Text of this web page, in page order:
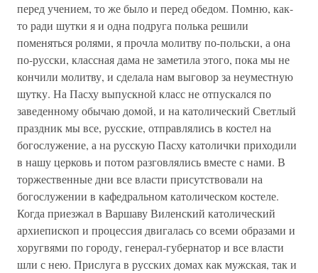
перед учением, то же было и перед обедом. Помню, как-
то ради шутки я и одна подруга полька решили
поменяться ролями, я прочла молитву по-польски, а она
по-русски, классная дама не заметила этого, пока мы не
кончили молитву, и сделала нам выговор за неуместную
шутку. На Пасху выпускной класс не отпускался по
заведенному обычаю домой, и на католический Светлый
праздник мы все, русские, отправлялись в костел на
богослужение, а на русскую Пасху католички приходили
в нашу церковь и потом разговлялись вместе с нами. В
торжественные дни все власти присутствовали на
богослужении в кафедральном католическом костеле.
Когда приезжал в Варшаву Виленский католический
архиепископ и процессия двигалась со всеми образами и
хоругвями по городу, генерал-губернатор и все власти
шли с нею. Прислуга в русских домах как мужская, так и